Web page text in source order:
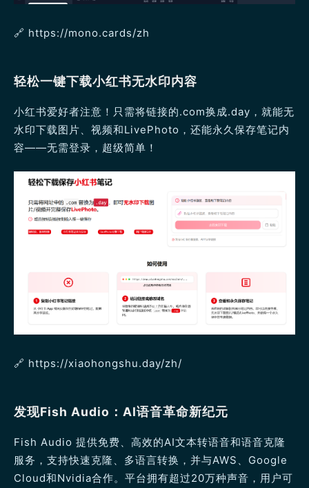
🔗 https://mono.cards/zh
轻松一键下载小红书无水印内容
小红书爱好者注意！只需将链接的.com换成.day，就能无
水印下载图片、视频和LivePhoto，还能永久保存笔记内
容——无需登录，超级简单！
🔗 https://xiaohongshu.day/zh/
发现Fish Audio：AI语音革命新纪元
Fish Audio 提供免费、高效的AI文本转语音和语音克隆
服务，支持快速克隆、多语言转换，并与AWS、Google
Cloud和Nvidia合作。平台拥有超过20万种声音，用户可